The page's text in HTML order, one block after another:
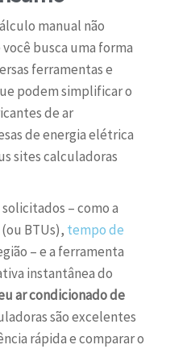
manual não
busca uma forma
ferramentas e
podem simplificar o
de ar
de energia elétrica
sites calculadoras
– como a
BTUs), tempo de
– e a ferramenta
instantânea do
ar condicionado de
são excelentes
rápida e comparar o